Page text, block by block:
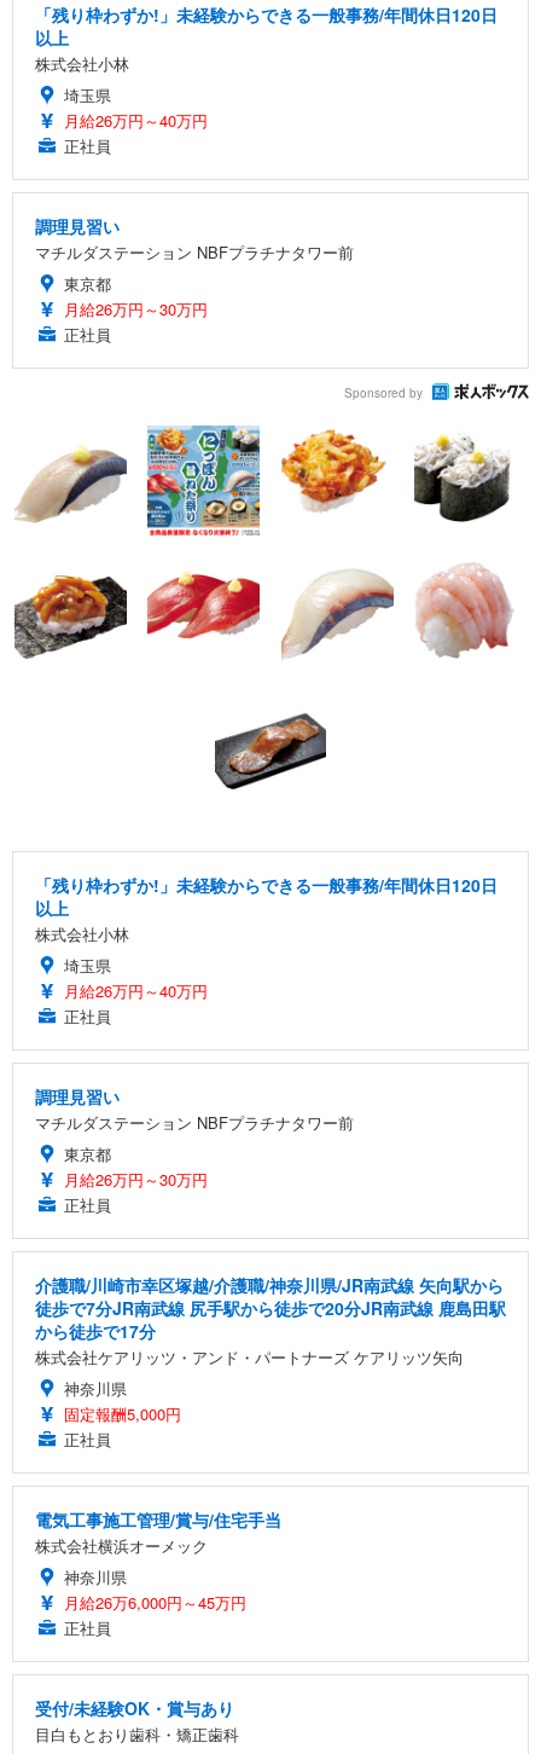
「残り枠わずか!」未経験からできる一般事務/年間休日120日
以上
株式会社小林
埼玉県
月給26万円～40万円
正社員
調理見習い
マチルダステーション NBFプラチナタワー前
東京都
月給26万円～30万円
正社員
Sponsored by
「残り枠わずか!」未経験からできる一般事務/年間休日120日
以上
株式会社小林
埼玉県
月給26万円～40万円
正社員
調理見習い
マチルダステーション NBFプラチナタワー前
東京都
月給26万円～30万円
正社員
介護職/川崎市幸区塚越/介護職/神奈川県/JR南武線 矢向駅から
徒歩で7分JR南武線 尻手駅から徒歩で20分JR南武線 鹿島田駅
から徒歩で17分
株式会社ケアリッツ・アンド・パートナーズ ケアリッツ矢向
神奈川県
固定報酬5,000円
正社員
電気工事施工管理/賞与/住宅手当
株式会社横浜オーメック
神奈川県
月給26万6,000円～45万円
正社員
受付/未経験OK・賞与あり
目白もとおり歯科・矯正歯科